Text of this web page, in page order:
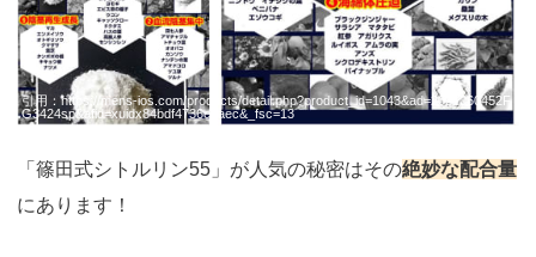
引用：https://mens-ios.com/products/detail.php?product_id=1043&ad=2021060452F
G3424sp&afid=xuidx84bdf4736exaec&_fsc=13
「篠田式シトルリン55」が人気の秘密はその絶妙な配合量
にあります！